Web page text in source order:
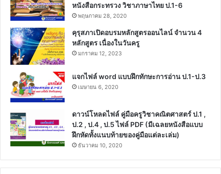
หนังสือกระทรวง วิชาภาษาไทย ป.1-6
พฤษภาคม 28, 2020
คุรุสภาเปิดอบรมหลักสูตรออนไลน์ จำนวน 4
หลักสูตร เนื่องในวันครู
มกราคม 12, 2023
แจกไฟล์ word แบบฝึกทักษะการอ่าน ป.1-ป.3
เมษายน 6, 2020
ดาวน์โหลดไฟล์ คู่มือครูวิชาคณิตศาสตร์ ป.1 ,
ป.2 , ป.4 , ป.5 ไฟล์ PDF (มีเฉลยหนังสือแบบ
ฝึกหัดทั้งแนบท้ายของคู่มือแต่ละเล่ม)
ธันวาคม 10, 2020